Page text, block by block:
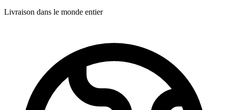
Livraison dans le monde entier